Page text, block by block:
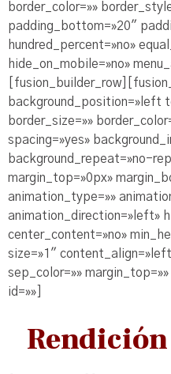
border_color=»»
padding_bottom=»20″
hundred_percent=»no»
hide_on_mobile=»no»
background_position=»left
border_size=»»
spacing=»yes»
background_repeat=»no-
margin_top=»0px»
animation_type=»»
animation_direction=»left»
center_content=»no»
size=»1″
sep_color=»»
id=»»]